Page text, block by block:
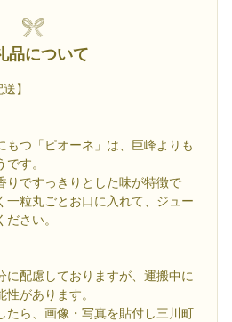
品について
】
もつ「ピオーネ」は、巨峰よりも
す。
りですっきりとした味が特徴で
一粒丸ごとお口に入れて、ジュー
さい。
に配慮しておりますが、運搬中に
があります。
たら、画像・写真を貼付し三川町